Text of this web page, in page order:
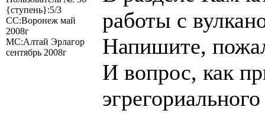
{ступень}:5/3
СС:Воронеж май
2008г
МС:Алтай Эрлагор
сентябрь 2008г
работы с
Напишите,
И вопрос, как